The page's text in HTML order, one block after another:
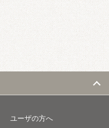
ユーザの方へ